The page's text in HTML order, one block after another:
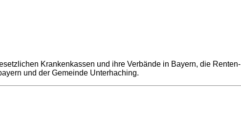
Krankenkassen und ihre Verbände in Bayern, die Renten-
und der Gemeinde Unterhaching.